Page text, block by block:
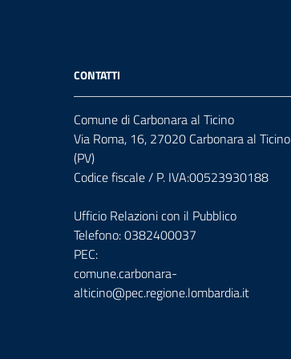
CONTATTI
Comune di Carbonara al Ticino
Via Roma, 16, 27020 Carbonara al Ticino
(PV)
Codice fiscale / P. IVA:00523930188
Ufficio Relazioni con il Pubblico
Telefono: 0382400037
PEC:
comune.carbonara-
alticino@pec.regione.lombardia.it